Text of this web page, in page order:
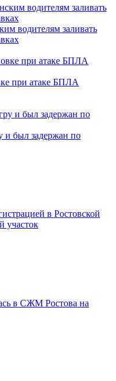
водителям заливать
при атаке БПЛА
и был задержан по
в Ростовской
участок
в СЖМ Ростова на